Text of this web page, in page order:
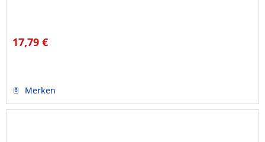
17,79 €
Merken